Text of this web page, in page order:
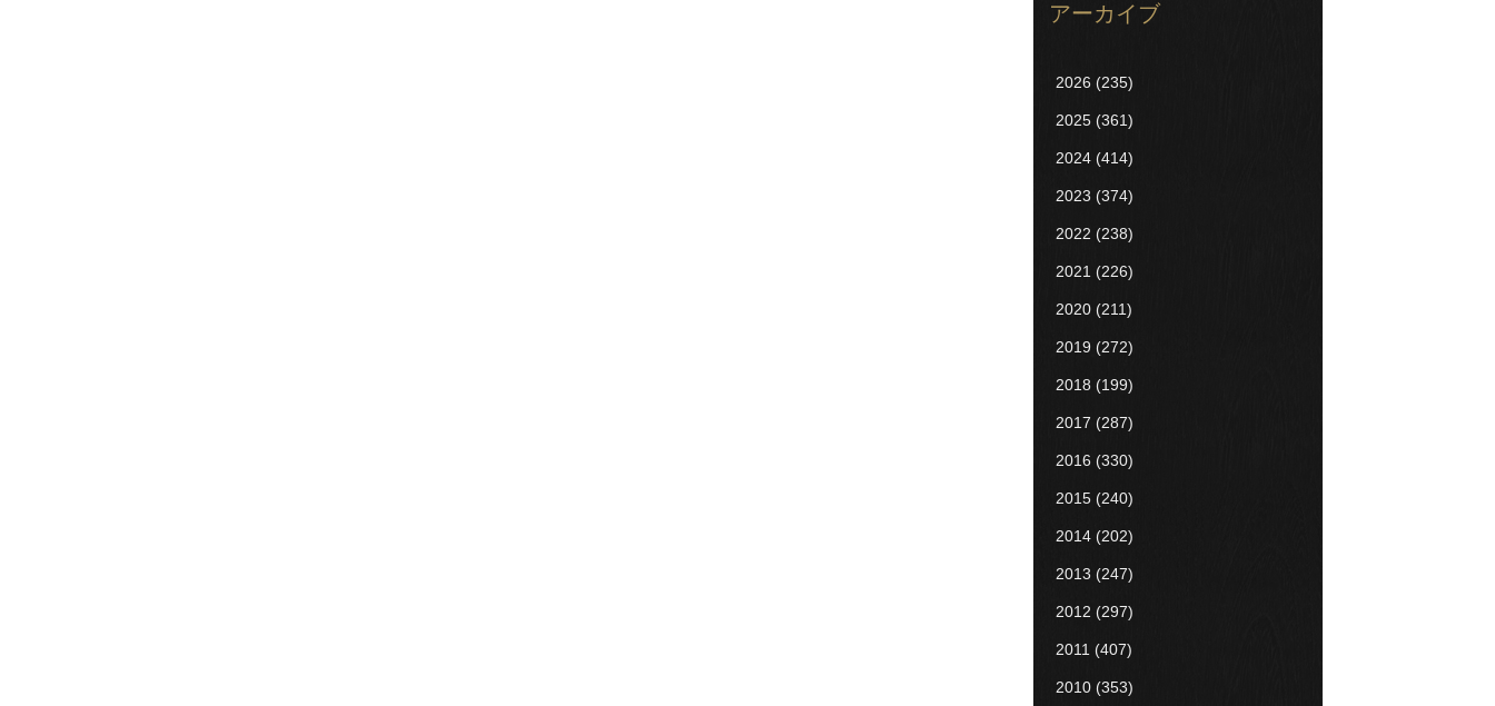
アーカイブ
2026 (235)
2025 (361)
2024 (414)
2023 (374)
2022 (238)
2021 (226)
2020 (211)
2019 (272)
2018 (199)
2017 (287)
2016 (330)
2015 (240)
2014 (202)
2013 (247)
2012 (297)
2011 (407)
2010 (353)